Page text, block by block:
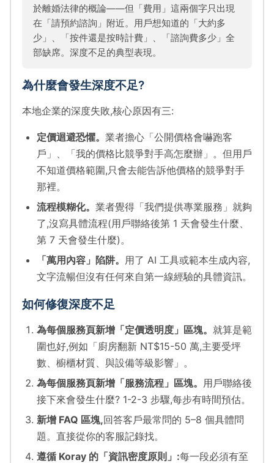
於離婚法律的概論——但「費用」這兩個字只出現
在「請預約諮詢」附近。用戶想知道的「大約多
少」、「按件還是按時計費」、「諮詢費多少」全
部缺席。深度不足的典型表現。
為什麼會發生深度不足?
本地企業的深度失敗,核心原因有三:
定價迴避恐懼。 業者擔心「公開價格會嚇跑客
戶」、「我的價格比競爭對手高怎麼辦」。但用戶
不知道價格範圍,只會去能告訴他價格的競爭對手
那裡。
流程模糊化。 業者覺得「我們提供專業服務」就夠
了,沒寫具體流程(用戶聯絡後第 1 天會發生什麼、
第 7 天會發生什麼)。
「萬用內容」陷阱。 用了 AI 工具或範本生成內容,
文字流暢但沒有任何來自第一線經驗的具體資訊。
如何修復深度不足
為每個服務頁新增「定價透明度」區塊。 就算是範
圍也好,例如「廚房翻新 NT$15-50 萬,主要受坪
數、櫥櫃材質、與設備等級影響」。
為每個服務頁新增「服務流程」區塊。 用戶聯絡後
接下來會發生什麼? 1-2-3 步驟,每步有時間預估。
新增 FAQ 區塊,回答客戶最常問的 5–8 個具體問
題。直接從你的客服記錄找。
遵循 Koray 的「資訊密度原則」:每一段必須有至